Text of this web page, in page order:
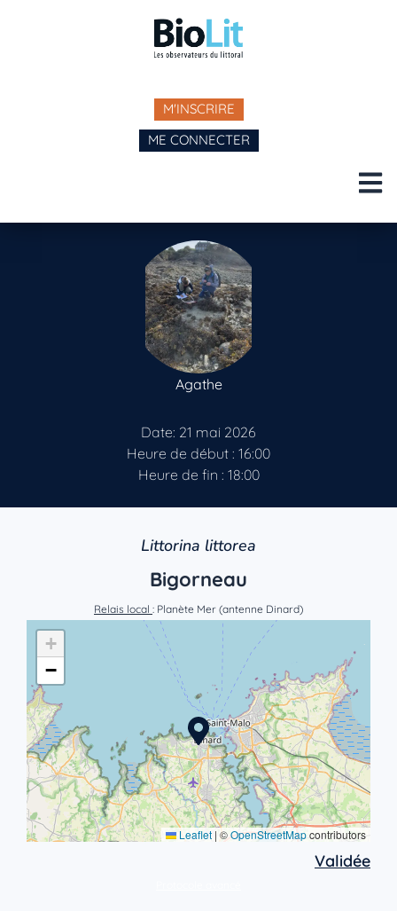
M'INSCRIRE
ME CONNECTER
Agathe
Date: 21 mai 2026
Heure de début : 16:00
Heure de fin : 18:00
Littorina littorea
Bigorneau
Relais local : Planète Mer (antenne Dinard)
+
−
Leaflet | ©OpenStreetMapcontributors
Validée